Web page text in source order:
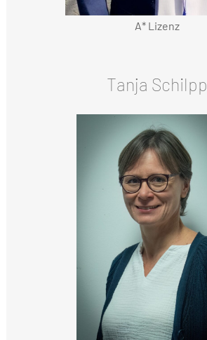
A* Lizenz
Tanja Schilpp